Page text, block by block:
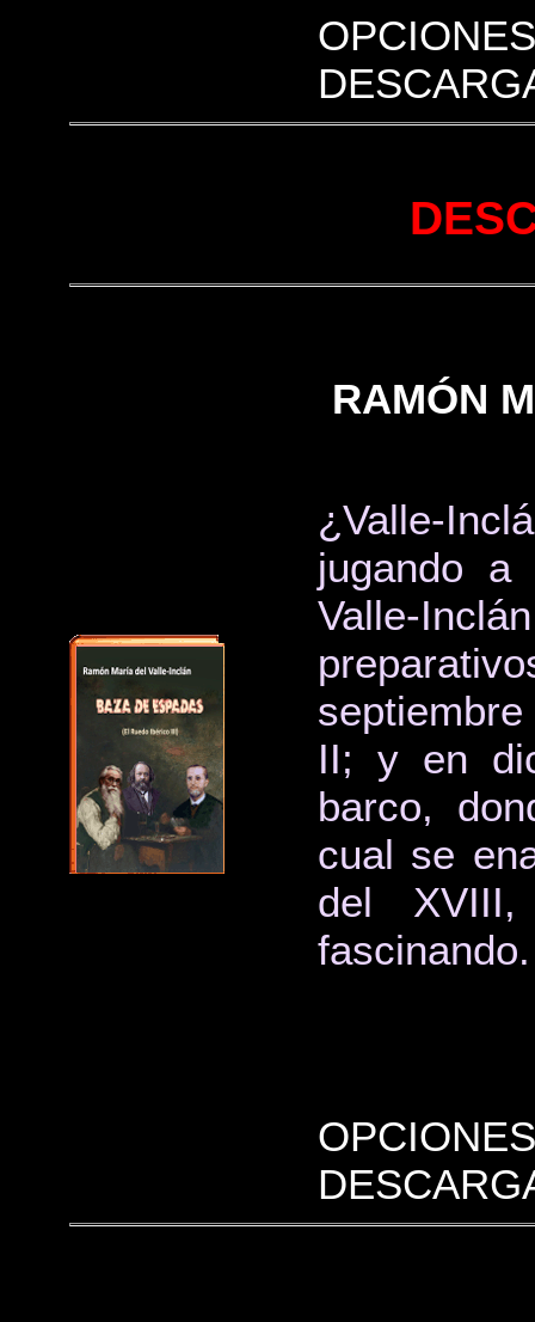
RAMÓN
¿Valle-
jugando
Valle-
II; y en
barco,
cual se
del
fascinando.